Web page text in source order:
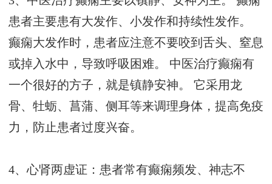
患者主要患有大发作、小发作和持续性发作。
癫痫大发作时，患者应注意不要咬到舌头、窒息
或掉入水中，导致呼吸困难。 中医治疗癫痫有
一个很好的方子，就是镇静安神。 它采用龙
骨、牡蛎、菖蒲、侧耳等来调理身体，提高免疫
力，防止患者过度兴奋。
4、心肾两虚证：患者常有癫痫频发、神志不